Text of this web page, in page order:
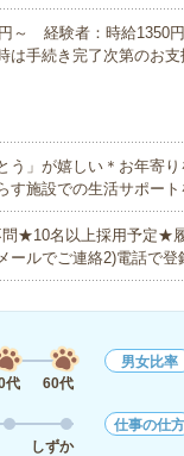
～ 経験者：時給
手続き完了次第のお支
う」が嬉しい＊お年寄
す施設での生活サポー
問★10名以上採用予定★
ールでご連絡2)電話で
代 60代
男女比率
しずか
仕事の仕方